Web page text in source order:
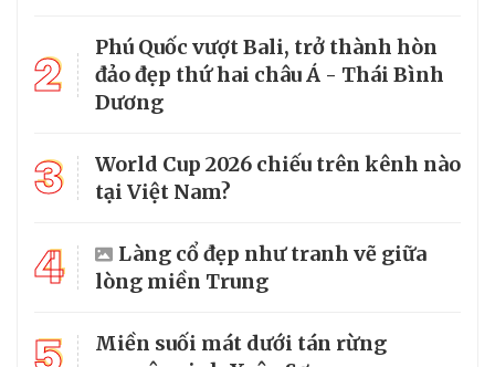
2
Phú Quốc vượt Bali, trở thành hòn
đảo đẹp thứ hai châu Á - Thái Bình
Dương
3
World Cup 2026 chiếu trên kênh nào
tại Việt Nam?
4
Làng cổ đẹp như tranh vẽ giữa
lòng miền Trung
Miền suối mát dưới tán rừng